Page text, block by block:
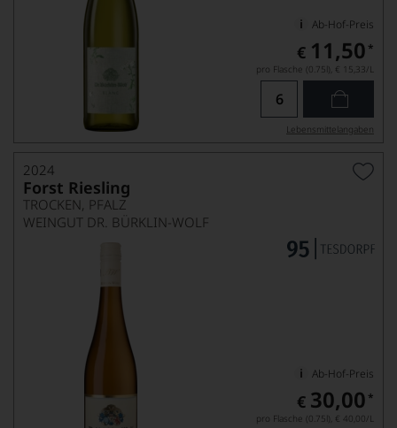
Ab-Hof-Preis
€ 11,50 *
pro Flasche (0.75l), € 15,33/L
Lebensmittel­angaben
2024
Forst Riesling
TROCKEN, PFALZ
WEINGUT DR. BÜRKLIN-WOLF
Ab-Hof-Preis
€ 30,00 *
pro Flasche (0.75l), € 40,00/L